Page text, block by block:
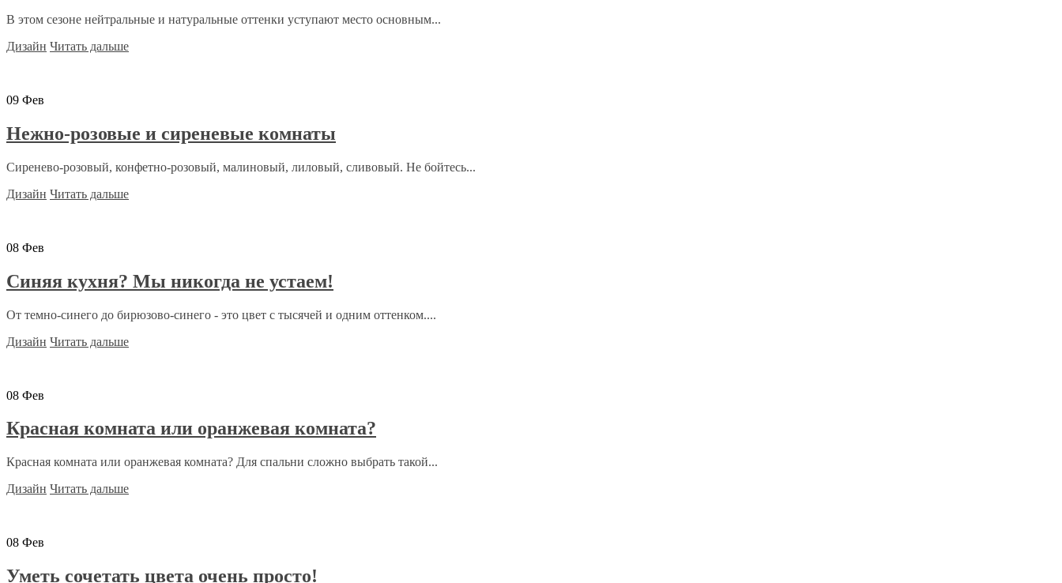
В этом сезоне нейтральные и натуральные оттенки уступают место основным...
Дизайн Читать дальше
09 Фев
Нежно-розовые и сиреневые комнаты
Сиренево-розовый, конфетно-розовый, малиновый, лиловый, сливовый. Не бойтесь...
Дизайн Читать дальше
08 Фев
Синяя кухня? Мы никогда не устаем!
От темно-синего до бирюзово-синего - это цвет с тысячей и одним оттенком....
Дизайн Читать дальше
08 Фев
Красная комната или оранжевая комната?
Красная комната или оранжевая комната? Для спальни сложно выбрать такой...
Дизайн Читать дальше
08 Фев
Уметь сочетать цвета очень просто!